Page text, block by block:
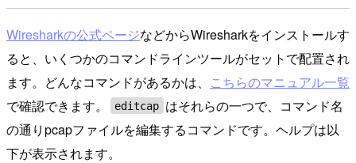
Wiresharkの公式ページなどからWiresharkをインストールす
ると、いくつかのコマンドラインツールがセットで配置され
ます。どんなコマンドがあるかは、 こちらのマニュアル一覧
で確認できます。
editcap はそれらの一つで、コマンド名
の通りpcapファイルを編集するコマンドです。ヘルプは以
下が表示されます。